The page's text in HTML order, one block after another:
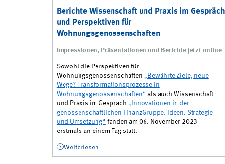
Berichte Wissenschaft und Praxis im Gespräch
und Perspektiven für
Wohnungsgenossenschaften
Impressionen, Präsentationen und Berichte jetzt online
Sowohl die Perspektiven für
Wohnungsgenossenschaften „Bewährte Ziele, neue
Wege? Transformationsprozesse in
Wohnungsgenossenschaften“ als auch Wissenschaft
und Praxis im Gespräch „Innovationen in der
genossenschaftlichen FinanzGruppe. Ideen, Strategie
und Umsetzung“ fanden am 06. November 2023
erstmals an einem Tag statt.
Weiterlesen
Gespräch und Perspektiven für